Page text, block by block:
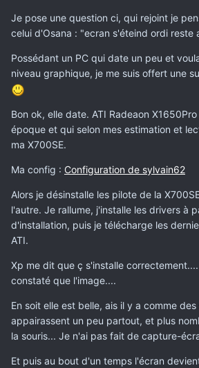
Je pose une question ci, qui rejoint je
celui d'Osana : "ecran s'éteind ordi reste
Possédant un PC qui date un peu et
niveau graphique, je me suis offert une
Bon ok, elle date. ATI Radeaon
époque et qui selon mes estimation et
ma X700SE.
Ma config : Configuration de sylvain62
Alors je désinstalle les pilote de la
l'autre. Je rallume, j'installe les drivers à
d'installation, puis je télécharge les
ATI.
Xp me dit que ç s'installe
constaté que l'image....
En soit elle est belle, ais il y a comme
appairassent un peu partout, et plus
la souris... Je n'ai pas fait de capture-
Et puis au bout d'un temps l'écran